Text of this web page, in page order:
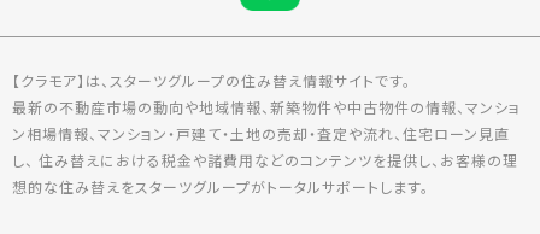
【クラモア】は、スターツグループの住み替え情報サイトです。
最新の不動産市場の動向や地域情報、新築物件や中古物件の情報、マンショ
ン相場情報、マンション・戸建て・土地の売却・査定や流れ、住宅ローン見直
し、 住み替えにおける税金や諸費用などのコンテンツを提供し、お客様の理
想的な住み替えをスターツグループがトータルサポートします。